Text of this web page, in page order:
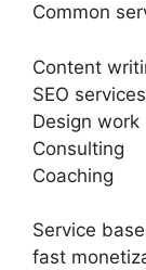
Common
Content
SEO services
Design work
Consulting
Coaching
Service
fast